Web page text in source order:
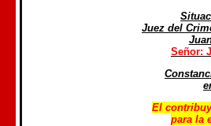
Juez del
Señor:
El
para la